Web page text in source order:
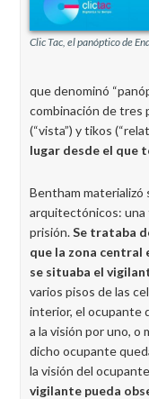
Clic Tac, el panóptico de
que denominó
combinación de tres
(“vista”) y tikos
lugar desde el que
Bentham
arquitectónicos: una
prisión.Se trataba
que la zona central
se situaba el
varios pisos de las
interior, el ocupante
a la visión por uno, o
dicho ocupante
la visión del
vigilante pueda